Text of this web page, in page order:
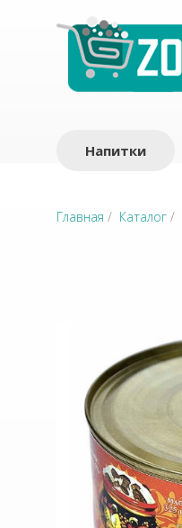
Напитки
Главная / Каталог /